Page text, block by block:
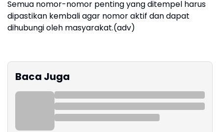
‎Semua nomor-nomor penting yang ditempel harus
dipastikan kembali agar nomor aktif dan dapat
dihubungi oleh masyarakat.(adv)
Baca Juga